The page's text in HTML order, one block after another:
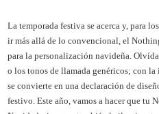
La temporada festiva se acerca y, para
ir más allá de lo convencional, el
para la personalización navideña.
o los tonos de llamada genéricos; con
se convierte en una declaración de
festivo. Este año, vamos a hacer que tu